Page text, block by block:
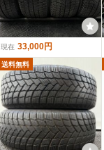
現在 33,000円
送料無料